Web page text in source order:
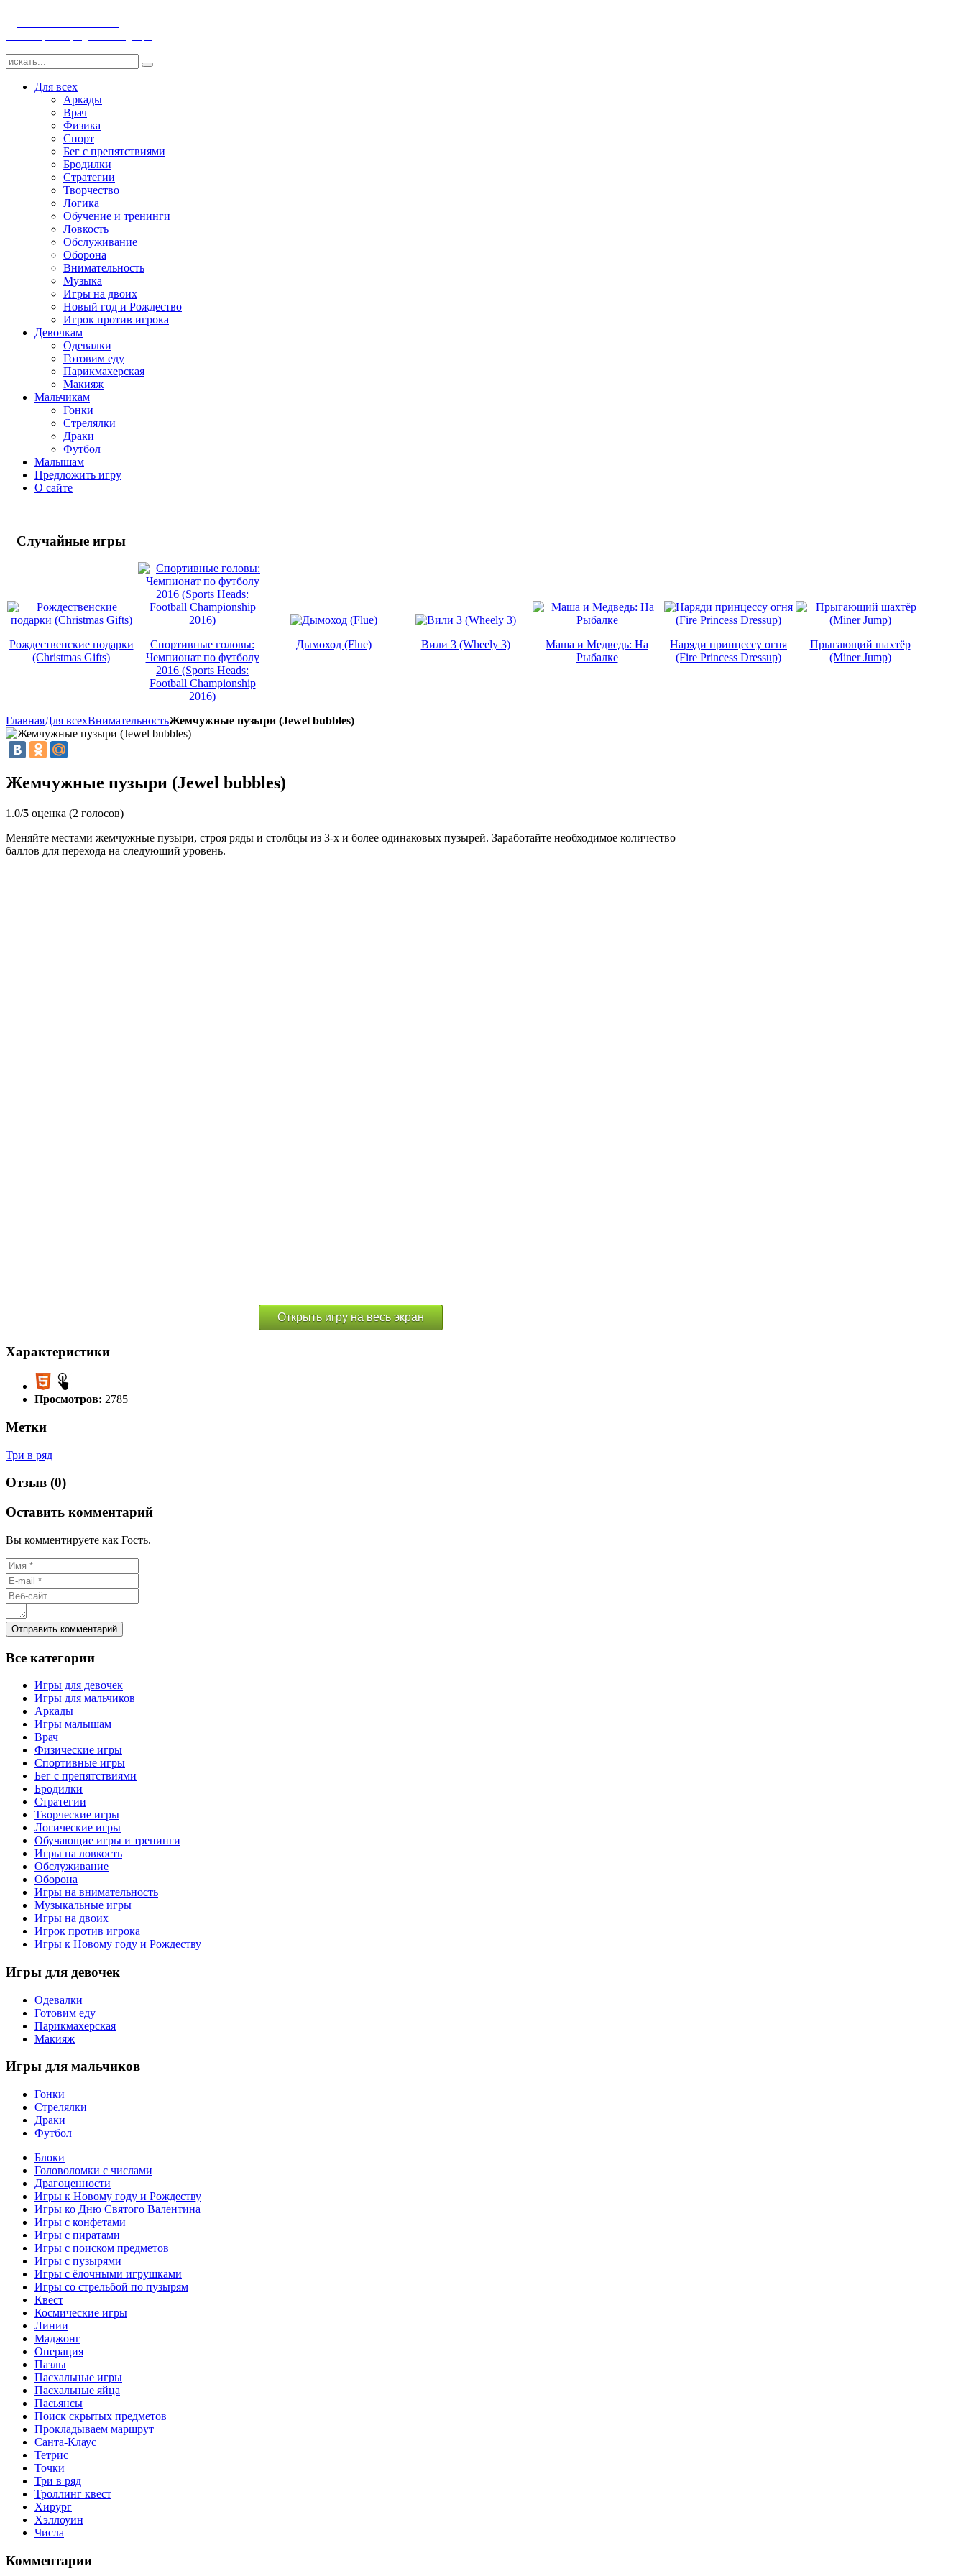
Для всех
Аркады
Врач
Физика
Спорт
Бег с препятствиями
Бродилки
Стратегии
Творчество
Логика
Обучение и тренинги
Ловкость
Обслуживание
Оборона
Внимательность
Музыка
Игры на двоих
Новый год и Рождество
Игрок против игрока
Девочкам
Одевалки
Готовим еду
Парикмахерская
Макияж
Мальчикам
Гонки
Стрелялки
Драки
Футбол
Малышам
Предложить игру
О сайте
Случайные игры
Рождественские подарки
(Christmas Gifts)
Спортивные головы:
Чемпионат по футболу
2016 (Sports Heads:
Football Championship
2016)
Дымоход (Flue) Вили 3 (Wheely 3)
Маша и Медведь: На
Рыбалке
Наряди принцессу огня
(Fire Princess Dressup)
Прыгающий шахтёр
(Miner Jump)
ГлавнаяДля всехВнимательностьЖемчужные пузыри (Jewel bubbles)
Жемчужные пузыри (Jewel bubbles)
1.0/5 оценка (2 голосов)
Меняйте местами жемчужные пузыри, строя ряды и столбцы из 3-х и более одинаковых пузырей. Заработайте необходимое количество
баллов для перехода на следующий уровень.
Открыть игру на весь экран
Характеристики
Просмотров: 2785
Метки
Три в ряд
Отзыв (0)
Оставить комментарий
Вы комментируете как Гость.
Все категории
Игры для девочек
Игры для мальчиков
Аркады
Игры малышам
Врач
Физические игры
Спортивные игры
Бег с препятствиями
Бродилки
Стратегии
Творческие игры
Логические игры
Обучающие игры и тренинги
Игры на ловкость
Обслуживание
Оборона
Игры на внимательность
Музыкальные игры
Игры на двоих
Игрок против игрока
Игры к Новому году и Рождеству
Игры для девочек
Одевалки
Готовим еду
Парикмахерская
Макияж
Игры для мальчиков
Гонки
Стрелялки
Драки
Футбол
Блоки
Головоломки с числами
Драгоценности
Игры к Новому году и Рождеству
Игры ко Дню Святого Валентина
Игры с конфетами
Игры с пиратами
Игры с поиском предметов
Игры с пузырями
Игры с ёлочными игрушками
Игры со стрельбой по пузырям
Квест
Космические игры
Линии
Маджонг
Операция
Пазлы
Пасхальные игры
Пасхальные яйца
Пасьянсы
Поиск скрытых предметов
Прокладываем маршрут
Санта-Клаус
Тетрис
Точки
Три в ряд
Троллинг квест
Хирург
Хэллоуин
Числа
Комментарии